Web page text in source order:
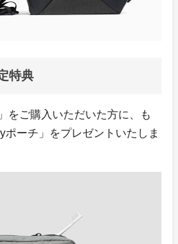
特典
をご購入いただいた方に、も
ポーチ」をプレゼントいたしま